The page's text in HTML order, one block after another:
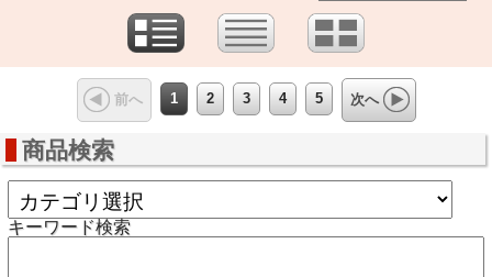
前へ 1 2 3 4 5 次へ
商品検索
キーワード検索